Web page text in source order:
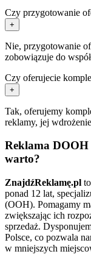
Czy przygotowanie
+
Nie, przygotowanie
zobowiązuje do
Czy oferujecie
+
Tak, oferujemy
reklamy, jej
Reklama DOOH
warto?
ZnajdźReklamę.pl
ponad 12 lat,
(OOH). Pomagamy
zwiększając ich
sprzedaż.
Polsce, co pozwala
w mniejszych